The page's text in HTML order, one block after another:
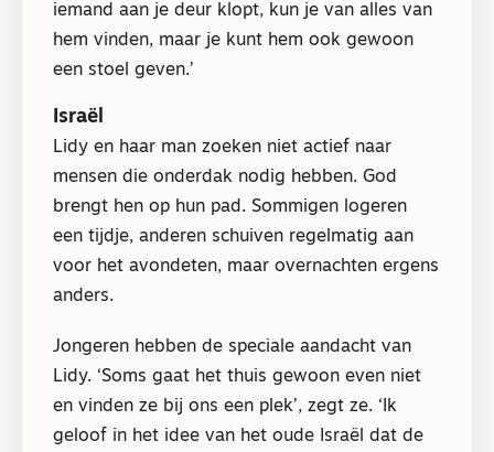
iemand aan je deur klopt, kun je van alles van
hem vinden, maar je kunt hem ook gewoon
een stoel geven.’
Israël
Lidy en haar man zoeken niet actief naar
mensen die onderdak nodig hebben. God
brengt hen op hun pad. Sommigen logeren
een tijdje, anderen schuiven regelmatig aan
voor het avondeten, maar overnachten ergens
anders.
Jongeren hebben de speciale aandacht van
Lidy. ‘Soms gaat het thuis gewoon even niet
en vinden ze bij ons een plek’, zegt ze. ‘Ik
geloof in het idee van het oude Israël dat de